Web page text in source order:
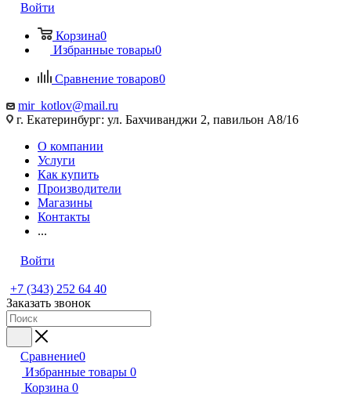
Войти
Корзина0
Избранные товары0
Сравнение товаров0
mir_kotlov@mail.ru
г. Екатеринбург: ул. Бахчиванджи 2, павильон А8/16
О компании
Услуги
Как купить
Производители
Магазины
Контакты
...
Войти
+7 (343) 252 64 40
Заказать звонок
Сравнение0
Избранные товары 0
Корзина 0